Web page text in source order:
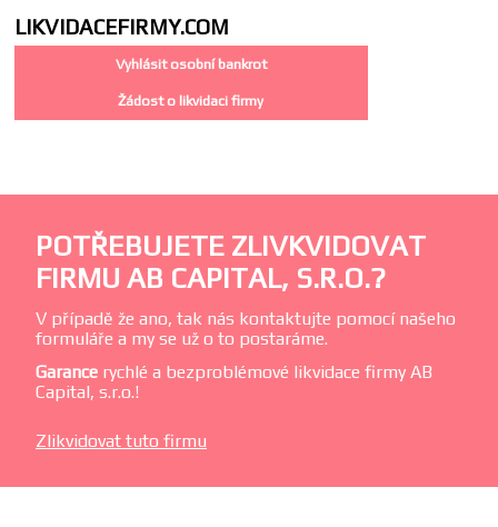
LIKVIDACEFIRMY.COM
Vyhlásit osobní bankrot
Žádost o likvidaci firmy
POTŘEBUJETE ZLIVKVIDOVAT
FIRMU AB CAPITAL, S.R.O.?
V případě že ano, tak nás kontaktujte pomocí našeho
formuláře a my se už o to postaráme.
Garance rychlé a bezproblémové likvidace firmy AB
Capital, s.r.o.!
Zlikvidovat tuto firmu